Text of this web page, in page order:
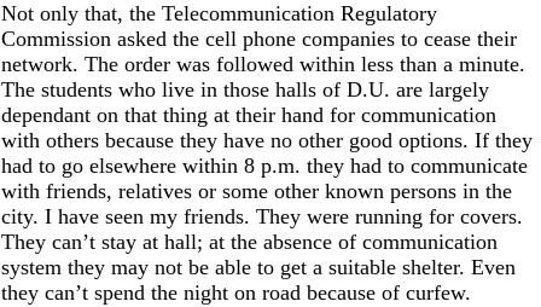
Not only that, the Telecommunication Regulatory
Commission asked the cell phone companies to cease their
network. The order was followed within less than a minute.
The students who live in those halls of D.U. are largely
dependant on that thing at their hand for communication
with others because they have no other good options. If they
had to go elsewhere within 8 p.m. they had to communicate
with friends, relatives or some other known persons in the
city. I have seen my friends. They were running for covers.
They can’t stay at hall; at the absence of communication
system they may not be able to get a suitable shelter. Even
they can’t spend the night on road because of curfew.